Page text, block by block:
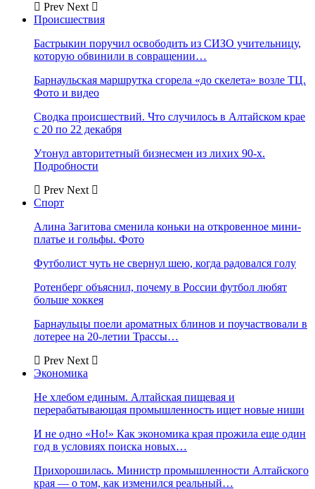
Prev Next
Происшествия
Бастрыкин поручил освободить из СИЗО учительницу,
которую обвинили в совращении…
Барнаульская маршрутка сгорела «до скелета» возле ТЦ.
Фото и видео
Сводка происшествий. Что случилось в Алтайском крае
с 20 по 22 декабря
Утонул авторитетный бизнесмен из лихих 90-х.
Подробности
Prev Next
Спорт
Алина Загитова сменила коньки на откровенное мини-
платье и гольфы. Фото
Футболист чуть не свернул шею, когда радовался голу
Ротенберг объяснил, почему в России футбол любят
больше хоккея
Барнаульцы поели ароматных блинов и поучаствовали в
лотерее на 20-летии Трассы…
Prev Next
Экономика
Не хлебом единым. Алтайская пищевая и
перерабатывающая промышленность ищет новые ниши
И не одно «Но!» Как экономика края прожила еще один
год в условиях поиска новых…
Прихорошилась. Министр промышленности Алтайского
края — о том, как изменился реальный…